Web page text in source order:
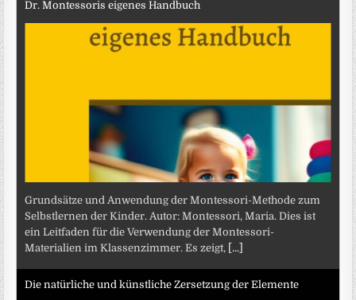
Dr. Montessoris eigenes Handbuch
Grundsätze und Anwendung der Montessori-Methode zum
Selbstlernen der Kinder. Autor: Montessori, Maria. Dies ist
ein Leitfaden für die Verwendung der Montessori-
Materialien im Klassenzimmer. Es zeigt,
[...]
Die natürliche und künstliche Zersetzung der Elemente